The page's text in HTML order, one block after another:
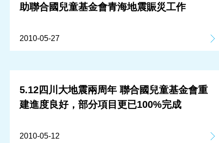
助聯合國兒童基金會青海地震賑災工作
2010-05-27
5.12四川大地震兩周年 聯合國兒童基金會重
建進度良好，部分項目更已100%完成
2010-05-12